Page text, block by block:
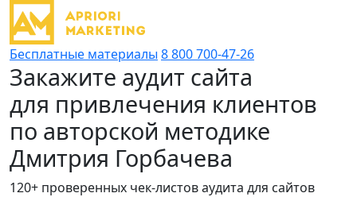
Бесплатные материалы 8 800 700-47-26
Закажите аудит сайта
для привлечения клиентов
по авторской методике
Дмитрия Горбачева
120+ проверенных чек-листов аудита для сайтов